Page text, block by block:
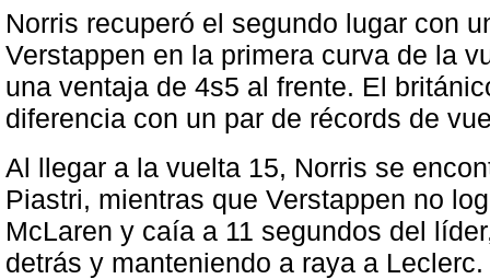
Norris recuperó el segundo lugar con
Verstappen en la primera curva de la
una ventaja de 4s5 al frente. El
diferencia con un par de récords de
Al llegar a la vuelta 15, Norris se
Piastri, mientras que Verstappen no
McLaren y caía a 11 segundos del
detrás y manteniendo a raya a Leclerc.